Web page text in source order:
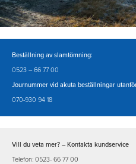
Beställning av slamtömning:
0523 – 66 77 00
Journummer vid akuta beställningar
070-930 94 18
Vill du veta mer? – Kontakta kundservice
Telefon: 0523- 66 77 00